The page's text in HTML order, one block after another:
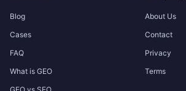
Blog
Cases
FAQ
What is GEO
About Us
Contact
Privacy
Terms